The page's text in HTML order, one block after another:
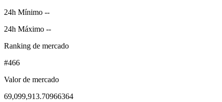
24h Mínimo --
24h Máximo --
Ranking de mercado
#466
Valor de mercado
69,099,913.70966364